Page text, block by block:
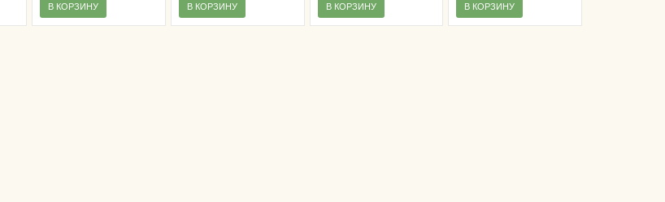
В КОРЗИНУ В КОРЗИНУ В КОРЗИНУ В КОРЗИНУ